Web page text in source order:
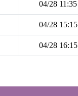
04/28 11:35
04/28 15:15
04/28 16:15